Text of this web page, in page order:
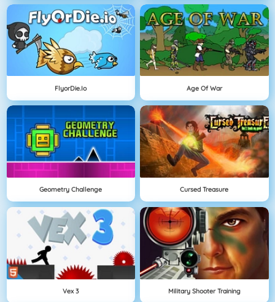
FlyorDie.io Age Of War
Geometry Challenge Cursed Treasure
Vex 3 Military Shooter Training